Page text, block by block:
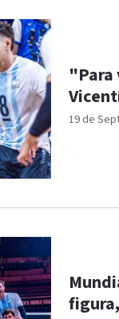
19 de
"Para